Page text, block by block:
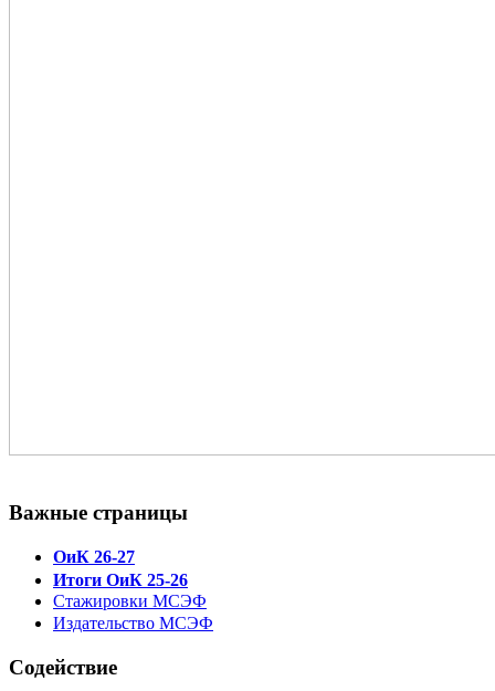
Важные страницы
ОиК 26-27
Итоги ОиК 25-26
Стажировки МСЭФ
Издательство МСЭФ
Содействие